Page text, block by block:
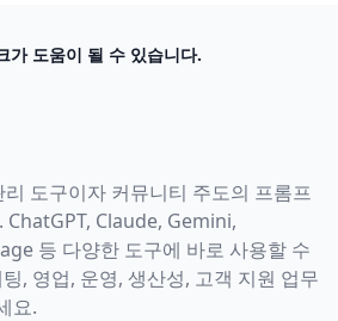
가 도움이 될 수 있습니다.
도구이자 커뮤니티 주도의 프롬프
ChatGPT, Claude, Gemini,
등 다양한 도구에 바로 사용할 수
, 영업, 운영, 생산성, 고객 지원 업무
요.